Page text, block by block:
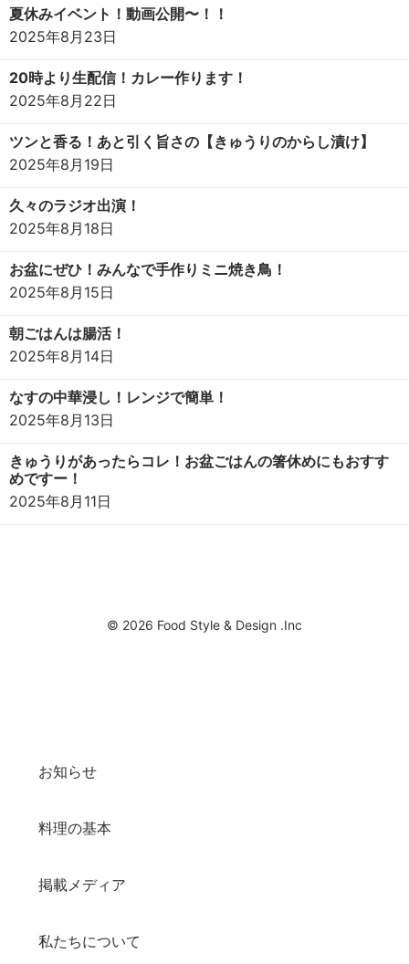
夏休みイベント！動画公開〜！！
2025年8月23日
20時より生配信！カレー作ります！
2025年8月22日
ツンと香る！あと引く旨さの【きゅうりのからし漬け】
2025年8月19日
久々のラジオ出演！
2025年8月18日
お盆にぜひ！みんなで手作りミニ焼き鳥！
2025年8月15日
朝ごはんは腸活！
2025年8月14日
なすの中華浸し！レンジで簡単！
2025年8月13日
きゅうりがあったらコレ！お盆ごはんの箸休めにもおすす
めですー！
2025年8月11日
© 2026 Food Style & Design .Inc
お知らせ
料理の基本
掲載メディア
私たちについて